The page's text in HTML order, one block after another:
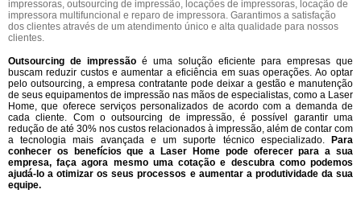
impressoras, outsourcing de impressão, locações de impressoras, locação de
impressora multifuncional e reparo de impressora. Garantimos a satisfação
dos clientes através de um atendimento único e alta qualidade para nossos
clientes.
Outsourcing de impressão é uma solução eficiente para empresas que
buscam reduzir custos e aumentar a eficiência em suas operações. Ao optar
pelo outsourcing, a empresa contratante pode deixar a gestão e manutenção
de seus equipamentos de impressão nas mãos de especialistas, como a Laser
Home, que oferece serviços personalizados de acordo com a demanda de
cada cliente. Com o outsourcing de impressão, é possível garantir uma
redução de até 30% nos custos relacionados à impressão, além de contar com
a tecnologia mais avançada e um suporte técnico especializado. Para
conhecer os benefícios que a Laser Home pode oferecer para a sua
empresa, faça agora mesmo uma cotação e descubra como podemos
ajudá-lo a otimizar os seus processos e aumentar a produtividade da sua
equipe.